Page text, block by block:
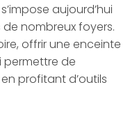
aujourd’hui
nombreux foyers.
offrir une enceinte
permettre de
profitant d’outils